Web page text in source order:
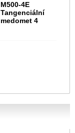
M500-4E
Tangenciální
medomet 4